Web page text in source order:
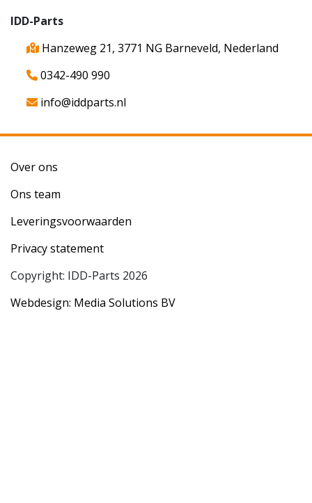
IDD-Parts
Hanzeweg 21, 3771 NG Barneveld, Nederland
0342-490 990
info@iddparts.nl
Over ons
Ons team
Leveringsvoorwaarden
Privacy statement
Copyright: IDD-Parts 2026
Webdesign: Media Solutions BV